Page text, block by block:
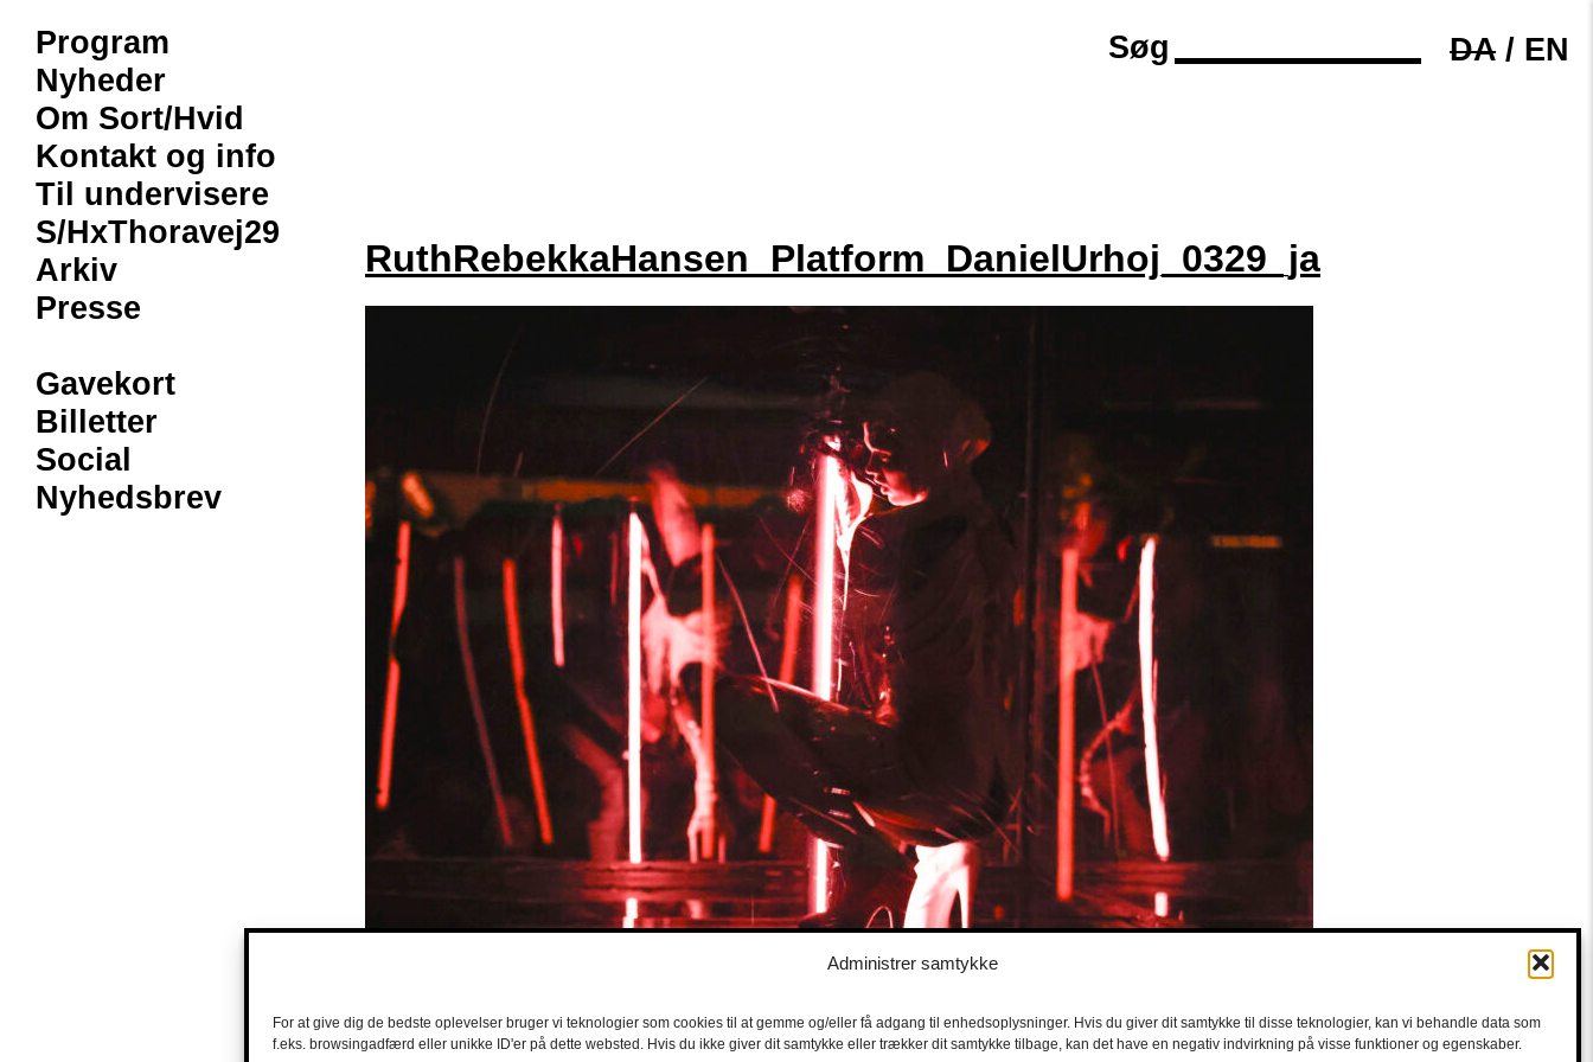
Administrer samtykke
For at give dig de bedste oplevelser bruger vi teknologier som cookies til at gemme og/eller få adgang til enhedsoplysninger. Hvis du giver dit samtykke til disse teknologier, kan vi behandle data som
f.eks. browsingadfærd eller unikke ID'er på dette websted. Hvis du ikke giver dit samtykke eller trækker dit samtykke tilbage, kan det have en negativ indvirkning på visse funktioner og egenskaber.
Program
Nyheder
Om Sort/Hvid
Kontakt og info
Til undervisere
S/HxThoravej29
Arkiv
Presse
Gavekort
Billetter
Social
Nyhedsbrev
Søg DA / EN
RuthRebekkaHansen_Platform_DanielUrhoj_0329_ja